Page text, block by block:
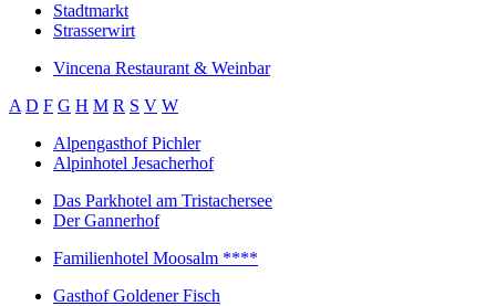
Stadtmarkt
Strasserwirt
Vincena Restaurant & Weinbar
A D F G H M R S V W
Alpengasthof Pichler
Alpinhotel Jesacherhof
Das Parkhotel am Tristachersee
Der Gannerhof
Familienhotel Moosalm ****
Gasthof Goldener Fisch